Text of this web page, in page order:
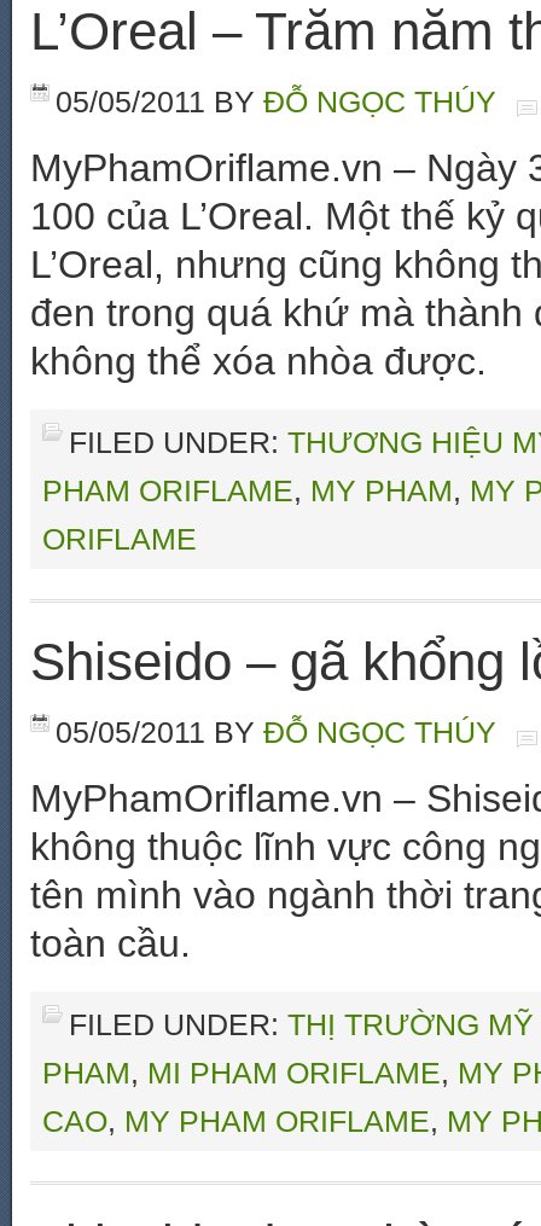
L’Oreal – Trăm năm
05/05/2011 BY ĐỖ NGỌC THÚY
MyPhamOriflame.vn – Ngày
100 của L’Oreal. Một thế kỷ
L’Oreal, nhưng cũng không
đen trong quá khứ mà thành
không thể xóa nhòa được.
FILED UNDER: THƯƠNG HIỆU
PHAM ORIFLAME, MY PHAM, MY
ORIFLAME
Shiseido – gã khổng
05/05/2011 BY ĐỖ NGỌC THÚY
MyPhamOriflame.vn –
không thuộc lĩnh vực công
tên mình vào ngành thời
toàn cầu.
FILED UNDER: THỊ TRƯỜNG
PHAM, MI PHAM ORIFLAME, MY
CAO, MY PHAM ORIFLAME, MY